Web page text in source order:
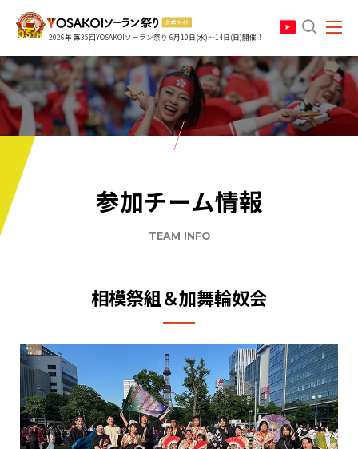
2026年 第35回YOSAKOIソーラン祭り 6月10日(水)～14日(日)開催！
search
参加チーム情報
TEAM INFO
相模祭組＆加舞輪奴会